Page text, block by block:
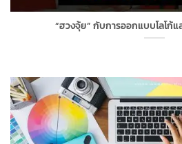
“ฮวงจุ้ย” กับการออกแบบโลโก้